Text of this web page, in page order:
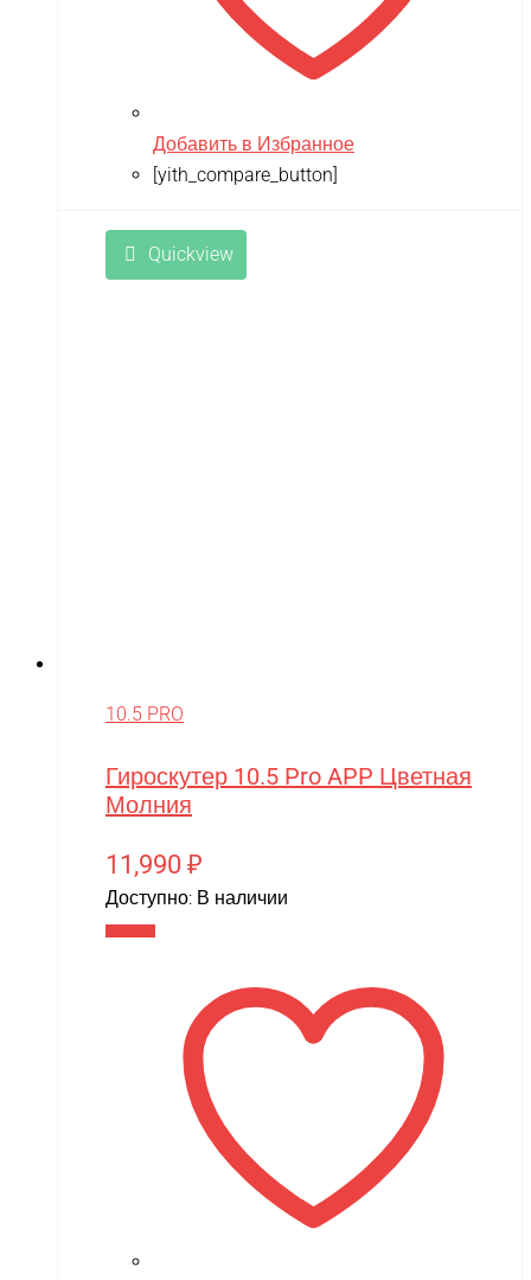
Добавить в Избранное
[yith_compare_button]
Quickview
10.5 PRO
Гироскутер 10.5 Pro APP Цветная
Молния
11,990 ₽
Доступно: В наличии